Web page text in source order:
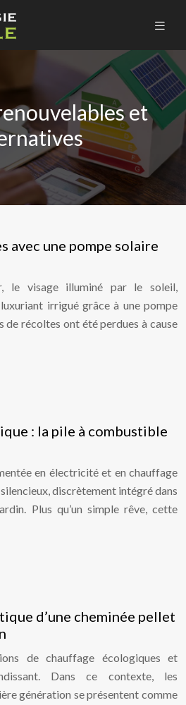
et
avec une pompe solaire
le visage illuminé par le soleil,
irrigué grâce à une pompe
de récoltes ont été perdues à cause
: la pile à combustible
en électricité et en chauffage
discrètement intégré dans
Plus qu’un simple rêve, cette
d’une cheminée pellet
de chauffage écologiques et
Dans ce contexte, les
génération se présentent comme